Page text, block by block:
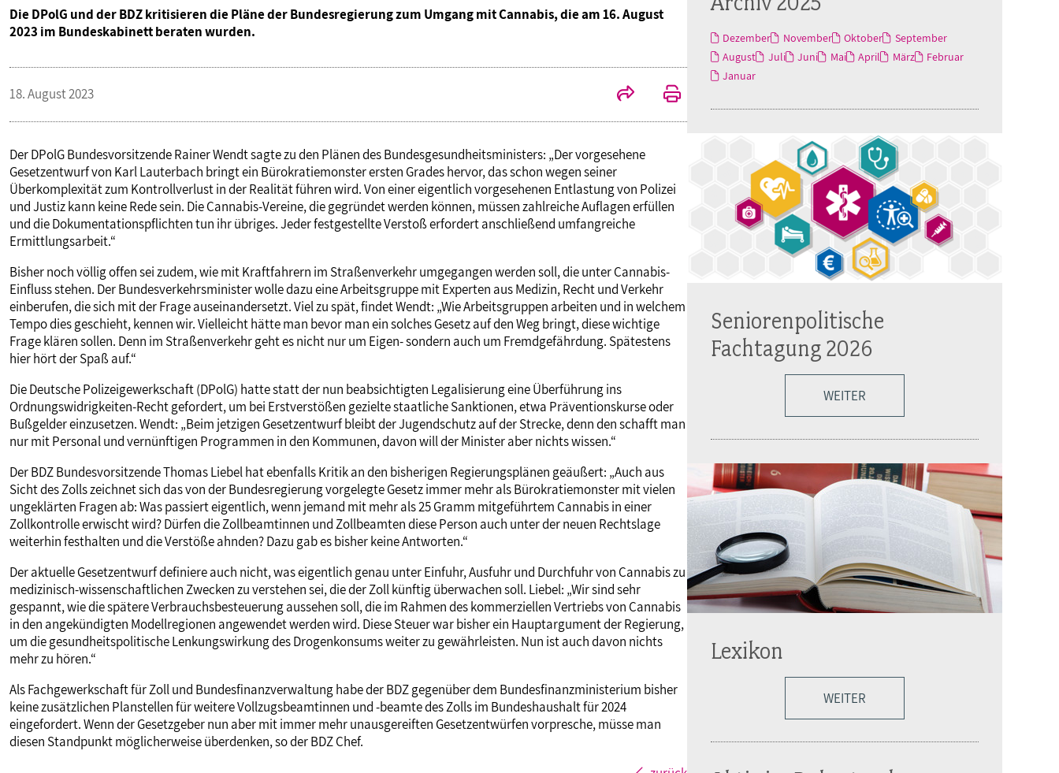
BAGSO
Die DPolG und der BDZ kritisieren die Pläne der Bundesregierung zum Umgang mit Cannabis, die am 16. August
2023 im Bundeskabinett beraten wurden.
18. August 2023
Der DPolG Bundesvorsitzende Rainer Wendt sagte zu den Plänen des Bundesgesundheitsministers: „Der vorgesehene
Gesetzentwurf von Karl Lauterbach bringt ein Bürokratiemonster ersten Grades hervor, das schon wegen seiner
Überkomplexität zum Kontrollverlust in der Realität führen wird. Von einer eigentlich vorgesehenen Entlastung von Polizei
und Justiz kann keine Rede sein. Die Cannabis-Vereine, die gegründet werden können, müssen zahlreiche Auflagen erfüllen
und die Dokumentationspflichten tun ihr übriges. Jeder festgestellte Verstoß erfordert anschließend umfangreiche
Ermittlungsarbeit.“
Bisher noch völlig offen sei zudem, wie mit Kraftfahrern im Straßenverkehr umgegangen werden soll, die unter Cannabis-
Einfluss stehen. Der Bundesverkehrsminister wolle dazu eine Arbeitsgruppe mit Experten aus Medizin, Recht und Verkehr
einberufen, die sich mit der Frage auseinandersetzt. Viel zu spät, findet Wendt: „Wie Arbeitsgruppen arbeiten und in welchem
Tempo dies geschieht, kennen wir. Vielleicht hätte man bevor man ein solches Gesetz auf den Weg bringt, diese wichtige
Frage klären sollen. Denn im Straßenverkehr geht es nicht nur um Eigen- sondern auch um Fremdgefährdung. Spätestens
hier hört der Spaß auf.“
Die Deutsche Polizeigewerkschaft (DPolG) hatte statt der nun beabsichtigten Legalisierung eine Überführung ins
Ordnungswidrigkeiten-Recht gefordert, um bei Erstverstößen gezielte staatliche Sanktionen, etwa Präventionskurse oder
Bußgelder einzusetzen. Wendt: „Beim jetzigen Gesetzentwurf bleibt der Jugendschutz auf der Strecke, denn den schafft man
nur mit Personal und vernünftigen Programmen in den Kommunen, davon will der Minister aber nichts wissen.“
Der BDZ Bundesvorsitzende Thomas Liebel hat ebenfalls Kritik an den bisherigen Regierungsplänen geäußert: „Auch aus
Sicht des Zolls zeichnet sich das von der Bundesregierung vorgelegte Gesetz immer mehr als Bürokratiemonster mit vielen
ungeklärten Fragen ab: Was passiert eigentlich, wenn jemand mit mehr als 25 Gramm mitgeführtem Cannabis in einer
Zollkontrolle erwischt wird? Dürfen die Zollbeamtinnen und Zollbeamten diese Person auch unter der neuen Rechtslage
weiterhin festhalten und die Verstöße ahnden? Dazu gab es bisher keine Antworten.“
Der aktuelle Gesetzentwurf definiere auch nicht, was eigentlich genau unter Einfuhr, Ausfuhr und Durchfuhr von Cannabis zu
medizinisch-wissenschaftlichen Zwecken zu verstehen sei, die der Zoll künftig überwachen soll. Liebel: „Wir sind sehr
gespannt, wie die spätere Verbrauchsbesteuerung aussehen soll, die im Rahmen des kommerziellen Vertriebs von Cannabis
in den angekündigten Modellregionen angewendet werden wird. Diese Steuer war bisher ein Hauptargument der Regierung,
um die gesundheitspolitische Lenkungswirkung des Drogenkonsums weiter zu gewährleisten. Nun ist auch davon nichts
mehr zu hören.“
Als Fachgewerkschaft für Zoll und Bundesfinanzverwaltung habe der BDZ gegenüber dem Bundesfinanzministerium bisher
keine zusätzlichen Planstellen für weitere Vollzugsbeamtinnen und -beamte des Zolls im Bundeshaushalt für 2024
eingefordert. Wenn der Gesetzgeber nun aber mit immer mehr unausgereiften Gesetzentwürfen vorpresche, müsse man
diesen Standpunkt möglicherweise überdenken, so der BDZ Chef.
Dezember November Oktober
September
August
Juli Juni Mai April März
Februar
Januar
Seniorenpolitische
Fachtagung 2026
WEITER
Lexikon
WEITER